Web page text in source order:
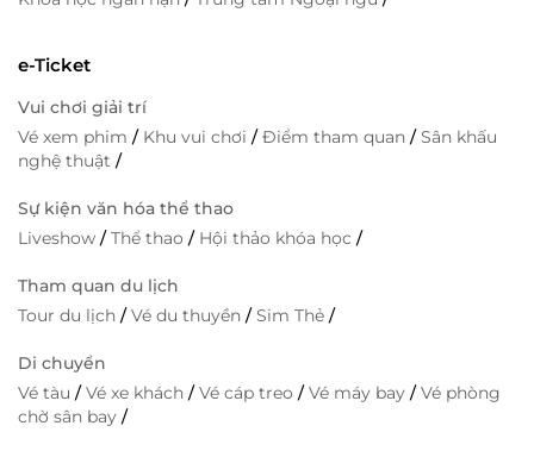
e-Ticket
Vui chơi giải trí
Vé xem phim / Khu vui chơi /Điểm tham quan /Sân khấu
nghệ thuật /
Sự kiện văn hóa thể thao
Liveshow /Thể thao / Hội thảo khóa học /
Tham quan du lịch
Tour du lịch /Vé du thuyền /Sim Thẻ /
Di chuyển
Vé tàu /Vé xe khách /Vé cáp treo /Vé máy bay /Vé phòng
chờ sân bay /